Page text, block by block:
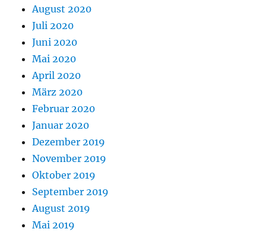
August 2020
Juli 2020
Juni 2020
Mai 2020
April 2020
März 2020
Februar 2020
Januar 2020
Dezember 2019
November 2019
Oktober 2019
September 2019
August 2019
Mai 2019